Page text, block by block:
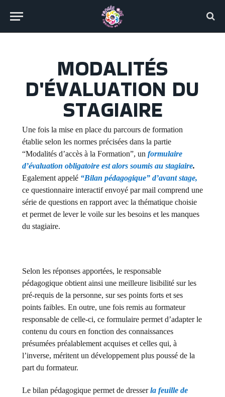
MODALITÉS
D'ÉVALUATION DU
STAGIAIRE
Une fois la mise en place du parcours de formation
établie selon les normes précisées dans la partie
“Modalités d’accès à la Formation”, un formulaire
d’évaluation obligatoire est alors soumis au stagiaire.
Egalement appelé “Bilan pédagogique” d’avant stage,
ce questionnaire interactif envoyé par mail comprend une
série de questions en rapport avec la thématique choisie
et permet de lever le voile sur les besoins et les manques
du stagiaire.
Selon les réponses apportées, le responsable
pédagogique obtient ainsi une meilleure lisibilité sur les
pré-requis de la personne, sur ses points forts et ses
points faibles. En outre, une fois remis au formateur
responsable de celle-ci, ce formulaire permet d’adapter le
contenu du cours en fonction des connaissances
présumées préalablement acquises et celles qui, à
l’inverse, méritent un développement plus poussé de la
part du formateur.
Le bilan pédagogique permet de dresserla feuille de